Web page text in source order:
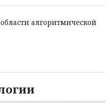
алгоритмической